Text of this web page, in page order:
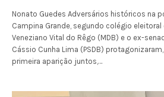
Nonato Guedes Adversários históricos na
Campina Grande, segundo colégio
Veneziano Vital do Rêgo (MDB) e o ex-
Cássio Cunha Lima (PSDB)
primeira aparição juntos,…